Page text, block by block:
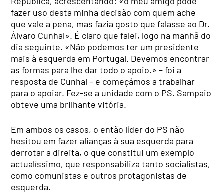
fazer uso desta minha decisão com quem ache
que vale a pena, mas fazia gosto que falasse ao Dr.
Álvaro Cunhal». É claro que falei, logo na manhã do
dia seguinte. «Não podemos ter um presidente
mais à esquerda em Portugal. Devemos encontrar
as formas para lhe dar todo o apoio.» – foi a
resposta de Cunhal – e começámos a trabalhar
para o apoiar. Fez-se a unidade com o PS. Sampaio
obteve uma brilhante vitória.
Em ambos os casos, o então líder do PS não
hesitou em fazer alianças à sua esquerda para
derrotar a direita, o que constitui um exemplo
actualíssimo, que responsabiliza tanto socialistas,
como comunistas e outros protagonistas de
esquerda.